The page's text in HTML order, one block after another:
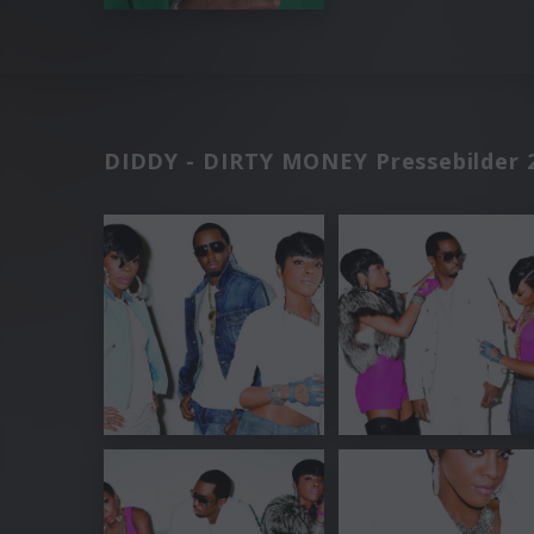
DIDDY - DIRTY MONEY Pressebilder